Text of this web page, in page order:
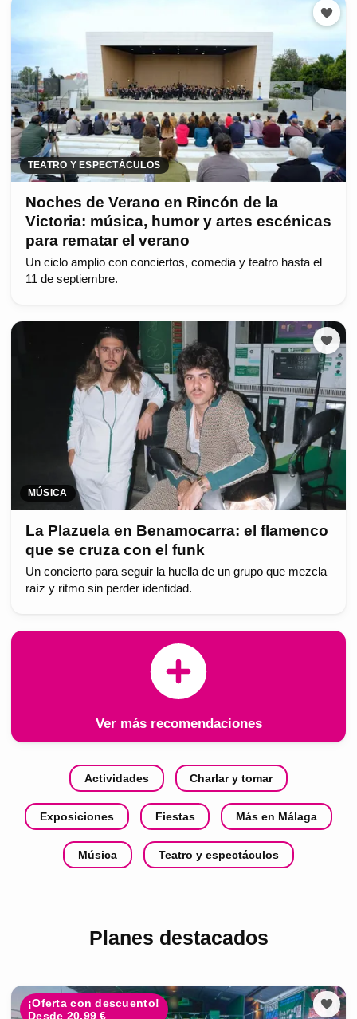
TEATRO Y ESPECTÁCULOS
Noches de Verano en Rincón de la
Victoria: música, humor y artes escénicas
para rematar el verano
Un ciclo amplio con conciertos, comedia y teatro hasta el
11 de septiembre.
MÚSICA
La Plazuela en Benamocarra: el flamenco
que se cruza con el funk
Un concierto para seguir la huella de un grupo que mezcla
raíz y ritmo sin perder identidad.
Ver más recomendaciones
Actividades Charlar y tomar
Exposiciones Fiestas Más en Málaga
Música Teatro y espectáculos
Planes destacados
¡Oferta con descuento!
Desde 20.99 €